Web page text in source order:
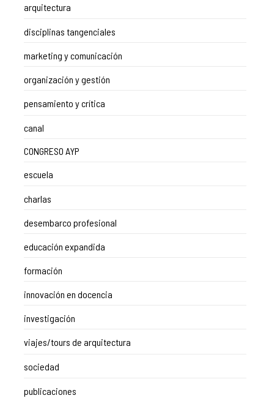
arquitectura
disciplinas tangenciales
marketing y comunicación
organización y gestión
pensamiento y crítica
canal
CONGRESO AYP
escuela
charlas
desembarco profesional
educación expandida
formación
innovación en docencia
investigación
viajes/tours de arquitectura
sociedad
publicaciones